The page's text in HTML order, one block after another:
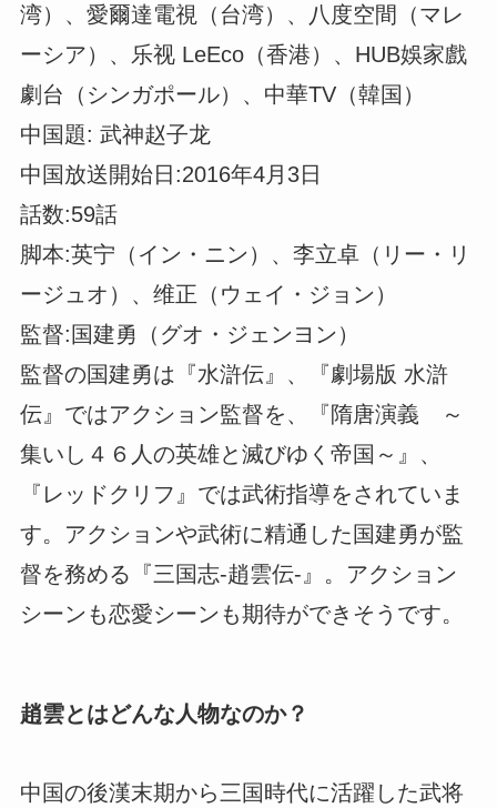
湾）、愛爾達電視（台湾）、八度空間（マレ
ーシア）、乐视 LeEco（香港）、HUB娛家戲
劇台（シンガポール）、中華TV（韓国）
中国題: 武神赵子龙
中国放送開始日:2016年4月3日
話数:59話
脚本:英宁（イン・ニン）、李立卓（リー・リ
ージュオ）、维正（ウェイ・ジョン）
監督:国建勇（グオ・ジェンヨン）
監督の国建勇は『水滸伝』、『劇場版 水滸
伝』ではアクション監督を、『隋唐演義 ～
集いし４６人の英雄と滅びゆく帝国～』、
『レッドクリフ』では武術指導をされていま
す。アクションや武術に精通した国建勇が監
督を務める『三国志-趙雲伝-』。アクション
シーンも恋愛シーンも期待ができそうです。
趙雲とはどんな人物なのか？
中国の後漢末期から三国時代に活躍した武将